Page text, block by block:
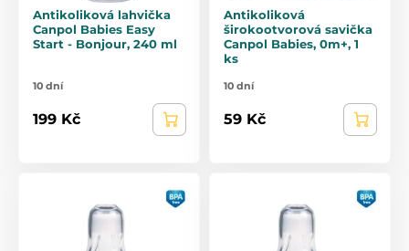
Antikoliková lahvička
Canpol Babies Easy
Start - Bonjour, 240 ml
10 dní
199 Kč
Antikoliková
širokootvorová savička
Canpol Babies, 0m+, 1
ks
10 dní
59 Kč